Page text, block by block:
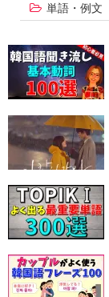
単語・例文